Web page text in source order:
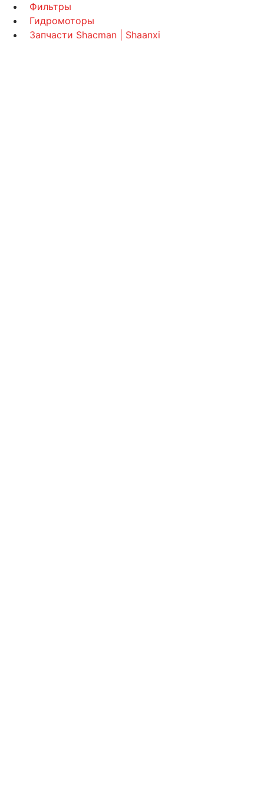
Фильтры
Гидромоторы
Запчасти Shacman | Shaanxi